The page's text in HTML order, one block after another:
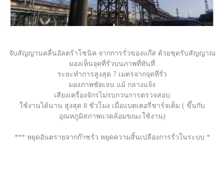
จับสัญญานคลื่นอัลตร้าโซนิค จากการรั่วของแก๊ส ด้วยชุดรับสัญญาณ
มองเห็นจุดที่รั่วบนภาพที่ทันที่
ระยะทำการสูงสุด 7 เมตรจากจุดที่รั่ว
มองภาพชัดเจน แม้ กลางแจ้ง
เสียงเครื่องจักรไม่รบกวนการตรวจสอบ
ใช้งานได้นาน สูงสุด 8 ชั่วโมง เมื่อแบตเตอรี่ชาร์จเต็ม ( ขึ้นกับ
อุณหภูมิสภาพแวดล้อมขณะใช้งาน)
*** หยุดอันตรายจากก๊าซรั่ว หยุดความสิ้นเปลืองการรั่วในระบบ *